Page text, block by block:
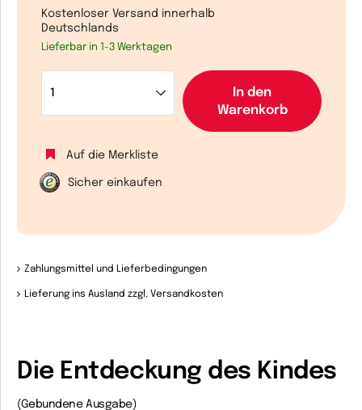
Kostenloser Versand innerhalb
Deutschlands
Lieferbar in 1-3 Werktagen
In den
Warenkorb
Auf die Merkliste
Sicher einkaufen
Zahlungsmittel und Lieferbedingungen
Lieferung ins Ausland zzgl. Versandkosten
Die Entdeckung des Kindes
(Gebundene Ausgabe)